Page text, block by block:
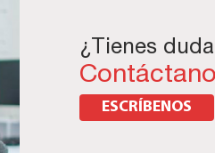
¿Tienes
ESCRÍBENOS